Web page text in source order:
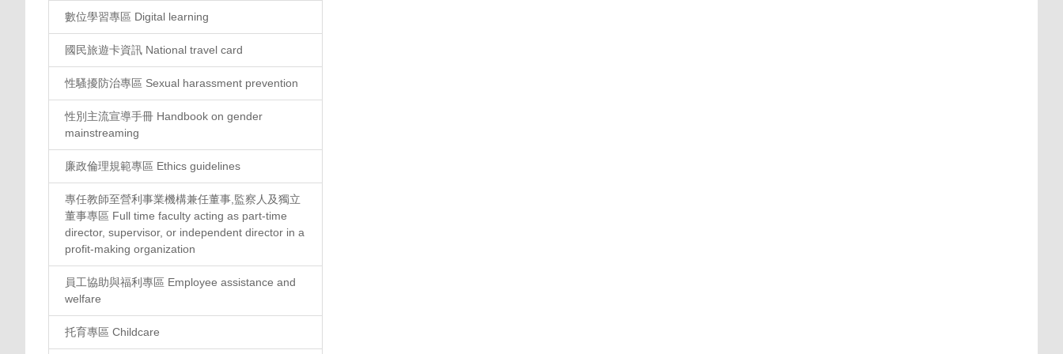
數位學習專區 Digital learning
國民旅遊卡資訊 National travel card
性騷擾防治專區 Sexual harassment prevention
性別主流宣導手冊 Handbook on gender
mainstreaming
廉政倫理規範專區 Ethics guidelines
專任教師至營利事業機構兼任董事,監察人及獨立
董事專區 Full time faculty acting as part-time
director, supervisor, or independent director in a
profit-making organization
員工協助與福利專區 Employee assistance and
welfare
托育專區 Childcare